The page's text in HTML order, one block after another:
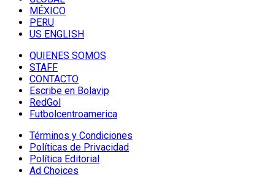
MÉXICO
PERU
US ENGLISH
QUIENES SOMOS
STAFF
CONTACTO
Escribe en Bolavip
RedGol
Futbolcentroamerica
Términos y Condiciones
Políticas de Privacidad
Política Editorial
Ad Choices